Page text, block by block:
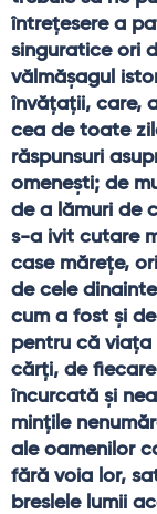
întreţesere a
singuratice ori
vălmăşagul
învăţaţii, care,
cea de toate
răspunsuri
omeneşti; de
de a lămuri de
s-a ivit cutare
case măreţe,
de cele
cum a fost şi
pentru că viaţa
cărţi, de
încurcată şi
minţile
ale oamenilor
fără voia lor,
breslele lumii